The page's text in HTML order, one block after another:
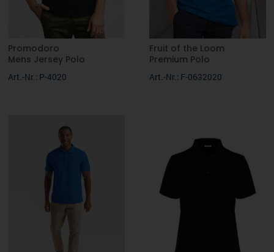
Promodoro
Mens Jersey Polo
Art.-Nr.: P-4020
Fruit of the Loom
Premium Polo
Art.-Nr.: F-0632020